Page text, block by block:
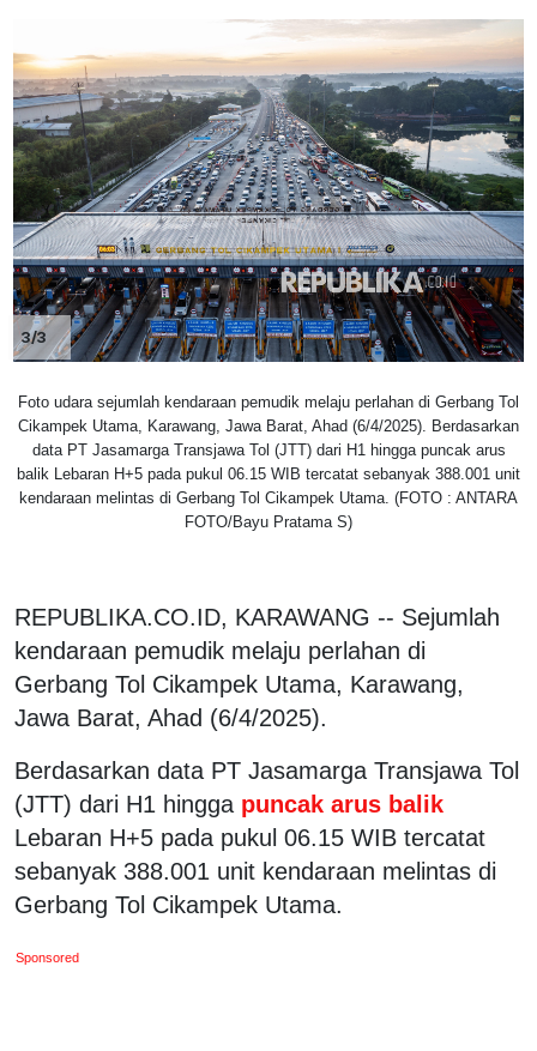
3/3
Foto udara sejumlah kendaraan pemudik melaju perlahan di Gerbang Tol
Cikampek Utama, Karawang, Jawa Barat, Ahad (6/4/2025). Berdasarkan
data PT Jasamarga Transjawa Tol (JTT) dari H1 hingga puncak arus
balik Lebaran H+5 pada pukul 06.15 WIB tercatat sebanyak 388.001 unit
kendaraan melintas di Gerbang Tol Cikampek Utama. (FOTO : ANTARA
FOTO/Bayu Pratama S)
REPUBLIKA.CO.ID, KARAWANG -- Sejumlah
kendaraan pemudik melaju perlahan di
Gerbang Tol Cikampek Utama, Karawang,
Jawa Barat, Ahad (6/4/2025).
Berdasarkan data PT Jasamarga Transjawa Tol
(JTT) dari H1 hingga puncak arus balik
Lebaran H+5 pada pukul 06.15 WIB tercatat
sebanyak 388.001 unit kendaraan melintas di
Gerbang Tol Cikampek Utama.
Sponsored